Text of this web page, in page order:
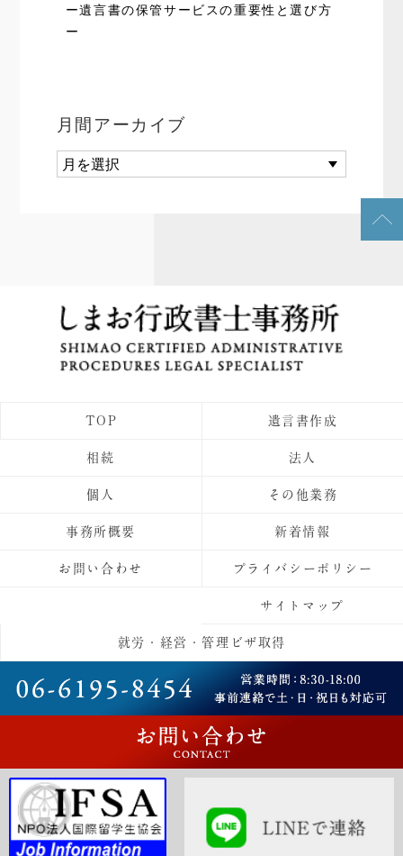
ー遺言書の保管サービスの重要性と選び方
ー
月間アーカイブ
TOP 遺言書作成
相続 法人
個人 その他業務
事務所概要 新着情報
お問い合わせ プライバシーポリシー
サイトマップ
就労・経営・管理ビザ取得